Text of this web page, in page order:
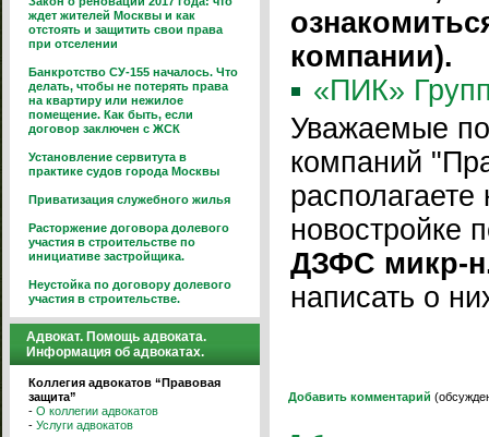
ждет жителей Москвы и как
отстоять и защитить свои права
при отселении
Банкротство СУ-155 началось. Что
делать, чтобы не потерять права
на квартиру или нежилое
помещение. Как быть, если
договор заключен с ЖСК
Установление сервитута в
практике судов города Москвы
Приватизация служебного жилья
Расторжение договора долевого
участия в строительстве по
инициативе застройщика.
Неустойка по договору долевого
участия в строительстве.
Адвокат. Помощь адвоката.
Информация об адвокатах.
Коллегия адвокатов “Правовая
защита”
- О коллегии адвокатов
- Услуги адвокатов
компании).
«ПИК»
Уважаемые
компаний
новостройке
ДЗФС микр-
написать о
Добавить комментарий